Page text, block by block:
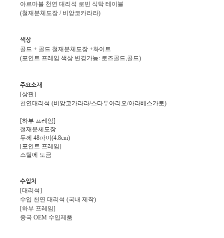
아르마블 천연 대리석 로빈 식탁 테이블
(철재분체도장 / 비앙코카라라)
색상
골드 + 골드 철재분체도장 +화이트
(포인트 프레임 색상 변경가능: 로즈골드,골드)
주요소재
[상판]
천연대리석 (비앙코카라라/스타투아리오/아라베스카토)
[하부 프레임]
철재분체도장
두께 48파이(4.8cm)
[포인트 프레임]
스틸에 도금
수입처
[대리석]
수입 천연 대리석 (국내 제작)
[하부 프레임]
중국 OEM 수입제품